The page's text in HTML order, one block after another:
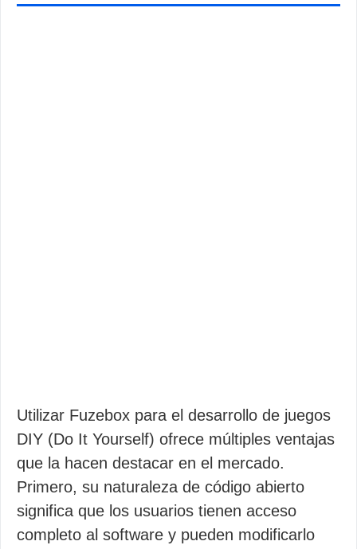
Utilizar Fuzebox para el desarrollo de juegos
DIY (Do It Yourself) ofrece múltiples ventajas
que la hacen destacar en el mercado.
Primero, su naturaleza de código abierto
significa que los usuarios tienen acceso
completo al software y pueden modificarlo